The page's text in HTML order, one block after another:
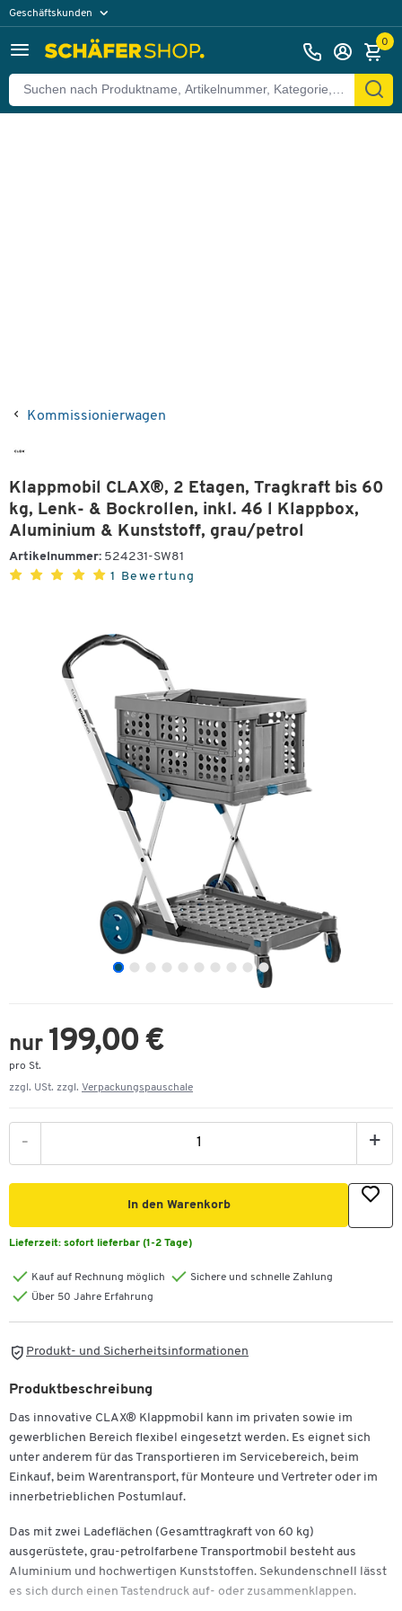
Geschäftskunden
0
Kommissionierwagen
Klappmobil CLAX®, 2 Etagen, Tragkraft bis 60
kg, Lenk- & Bockrollen, inkl. 46 l Klappbox,
Aluminium & Kunststoff, grau/petrol
Artikelnummer: 524231-SW81
1 Bewertung
nur 199,00 €
pro St.
zzgl. USt. zzgl. Verpackungspauschale
- +
In den Warenkorb
Lieferzeit: sofort lieferbar (1-2 Tage)
Kauf auf Rechnung möglich
Sichere und schnelle Zahlung
Über 50 Jahre Erfahrung
Produkt- und Sicherheitsinformationen
Produktbeschreibung
Das innovative CLAX® Klappmobil kann im privaten sowie im
gewerblichen Bereich flexibel eingesetzt werden. Es eignet sich
unter anderem für das Transportieren im Servicebereich, beim
Einkauf, beim Warentransport, für Monteure und Vertreter oder im
innerbetrieblichen Postumlauf.
Das mit zwei Ladeflächen (Gesamttragkraft von 60 kg)
ausgerüstete, grau-petrolfarbene Transportmobil besteht aus
Aluminium und hochwertigen Kunststoffen. Sekundenschnell lässt
es sich durch einen Tastendruck auf- oder zusammenklappen.
Zurück